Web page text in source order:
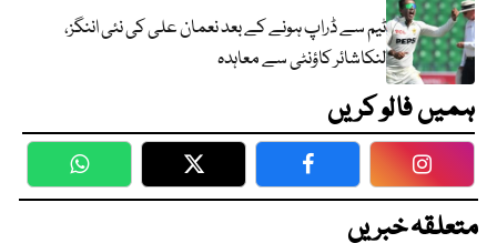
ٹیم سے ڈراپ ہونے کے بعد نعمان علی کی نئی اننگز،
لنکاشائر کاؤنٹی سے معاہدہ
ہمیں فالو کریں
WhatsApp Twitter Facebook
متعلقہ خبریں